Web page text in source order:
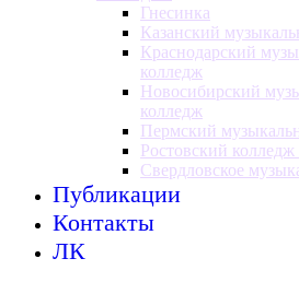
Гнесинка
Казанский
Краснодарский
колледж
Новосибирский
колледж
Пермский
Ростовский колледж
Свердловское
Публикации
Контакты
ЛК